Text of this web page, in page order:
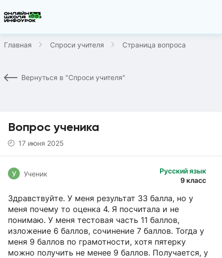
Главная Спроси учителя Страница вопроса
Вернуться в "Спроси учителя"
Вопрос ученика
17 июня 2025
Русский язык
9 класс
У Ученик
Здравствуйте. У меня результат 33 балла, но у
меня почему то оценка 4. Я посчитала и не
понимаю. У меня тестовая часть 11 баллов,
изложение 6 баллов, сочинение 7 баллов. Тогда у
меня 9 баллов по грамотности, хотя пятерку
можно получить не менее 9 баллов. Получается, у